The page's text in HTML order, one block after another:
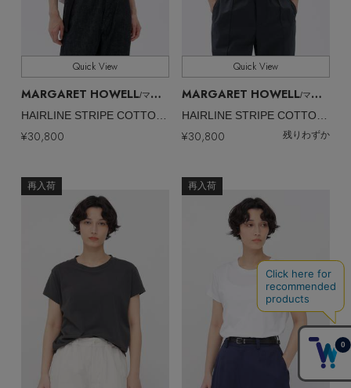
Quick View
MARGARET HOWELL/マーガレット・ハウエル
HAIRLINE STRIPE COTTON LINEN SHIRT
¥30,800
Quick View
MARGARET HOWELL/マーガレット・ハウエル
HAIRLINE STRIPE COTTON LINEN SHIRT
¥30,800 残りわずか
再入荷 再入荷